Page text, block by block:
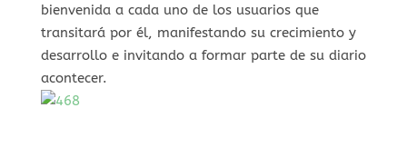
bienvenida a cada uno de los usuarios que
transitará por él, manifestando su crecimiento y
desarrollo e invitando a formar parte de su diario
acontecer.